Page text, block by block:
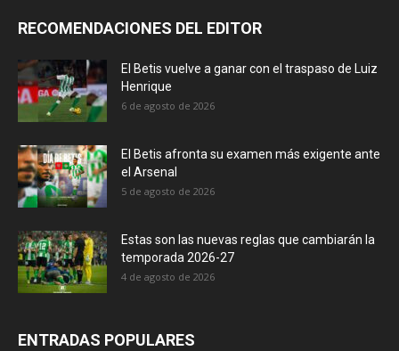
RECOMENDACIONES DEL EDITOR
El Betis vuelve a ganar con el traspaso de Luiz
Henrique
6 de agosto de 2026
El Betis afronta su examen más exigente ante
el Arsenal
5 de agosto de 2026
Estas son las nuevas reglas que cambiarán la
temporada 2026-27
4 de agosto de 2026
ENTRADAS POPULARES